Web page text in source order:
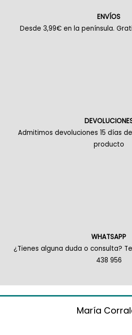
ENVÍOS
Desde 3,99€ en la península.
Admitimos devoluciones 15 días
producto
WHATSAPP
¿Tienes alguna duda o consulta?
438 956
María